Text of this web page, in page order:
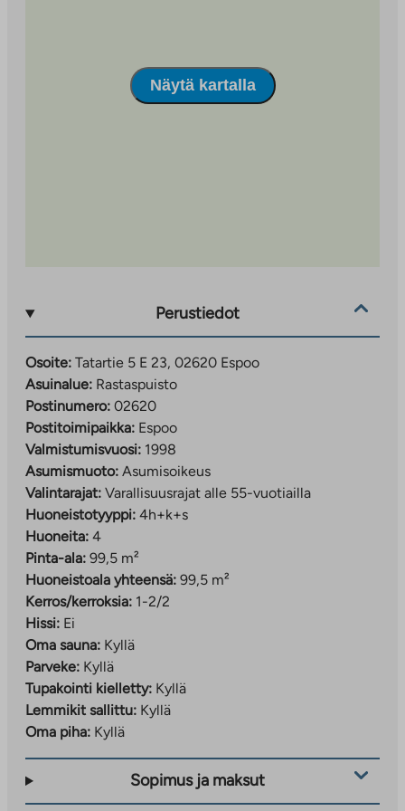
Vieraille on tarjolla autopaikkoja eri puolilla taloyhtiötä.
Näytä kartalla
Perustiedot
Osoite: Tatartie 5 E 23, 02620 Espoo
Asuinalue: Rastaspuisto
Postinumero: 02620
Postitoimipaikka: Espoo
Valmistumisvuosi: 1998
Asumismuoto: Asumisoikeus
Valintarajat: Varallisuusrajat alle 55-vuotiailla
Huoneistotyyppi: 4h+k+s
Huoneita: 4
Pinta-ala: 99,5 m²
Huoneistoala yhteensä: 99,5 m²
Kerros/kerroksia: 1-2/2
Hissi: Ei
Oma sauna: Kyllä
Parveke: Kyllä
Tupakointi kielletty: Kyllä
Lemmikit sallittu: Kyllä
Oma piha: Kyllä
Sopimus ja maksut